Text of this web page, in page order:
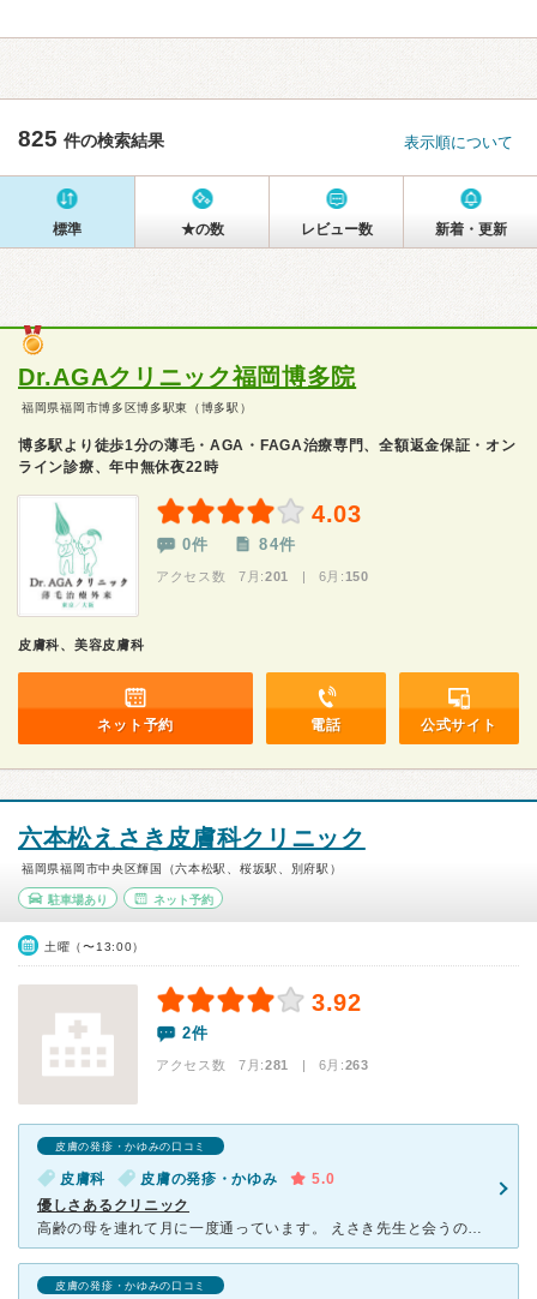
825 件の検索結果 表示順について
標準 ★の数 レビュー数 新着・更新
Dr.AGAクリニック福岡博多院
福岡県福岡市博多区博多駅東（博多駅）
博多駅より徒歩1分の薄毛・AGA・FAGA治療専門、全額返金保証・オン
ライン診療、年中無休夜22時
4.03
0件 84件
アクセス数 7月:201 | 6月: 150
皮膚科、美容皮膚科
ネット予約 電話 公式サイト
六本松えさき皮膚科クリニック
福岡県福岡市中央区輝国（六本松駅、桜坂駅、別府駅）
駐車場あり ネット予約
土曜（〜13:00）
3.92
2件
アクセス数 7月:281 | 6月:263
皮膚の発疹・かゆみの口コミ
皮膚科 皮膚の発疹・かゆみ
5.0
優しさあるクリニック
高齢の母を連れて月に一度通っています。 えさき先生と会うのも目的の一つで、元気をいただけています。 長い間悩んでいた症状も良くなり、感謝しています。 診察室がとても広いので、車椅子のまま入っても
皮膚の発疹・かゆみの口コミ